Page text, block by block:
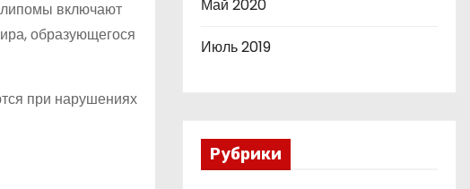
включают
образующегося
при нарушениях
Май 2020
Июль 2019
Рубрики